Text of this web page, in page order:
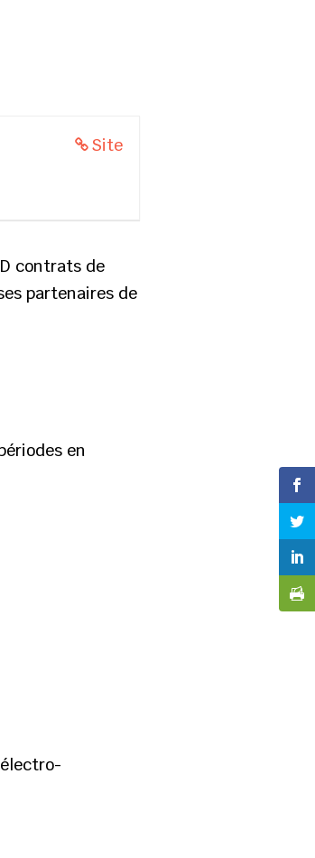
Site
contrats de
partenaires de
en